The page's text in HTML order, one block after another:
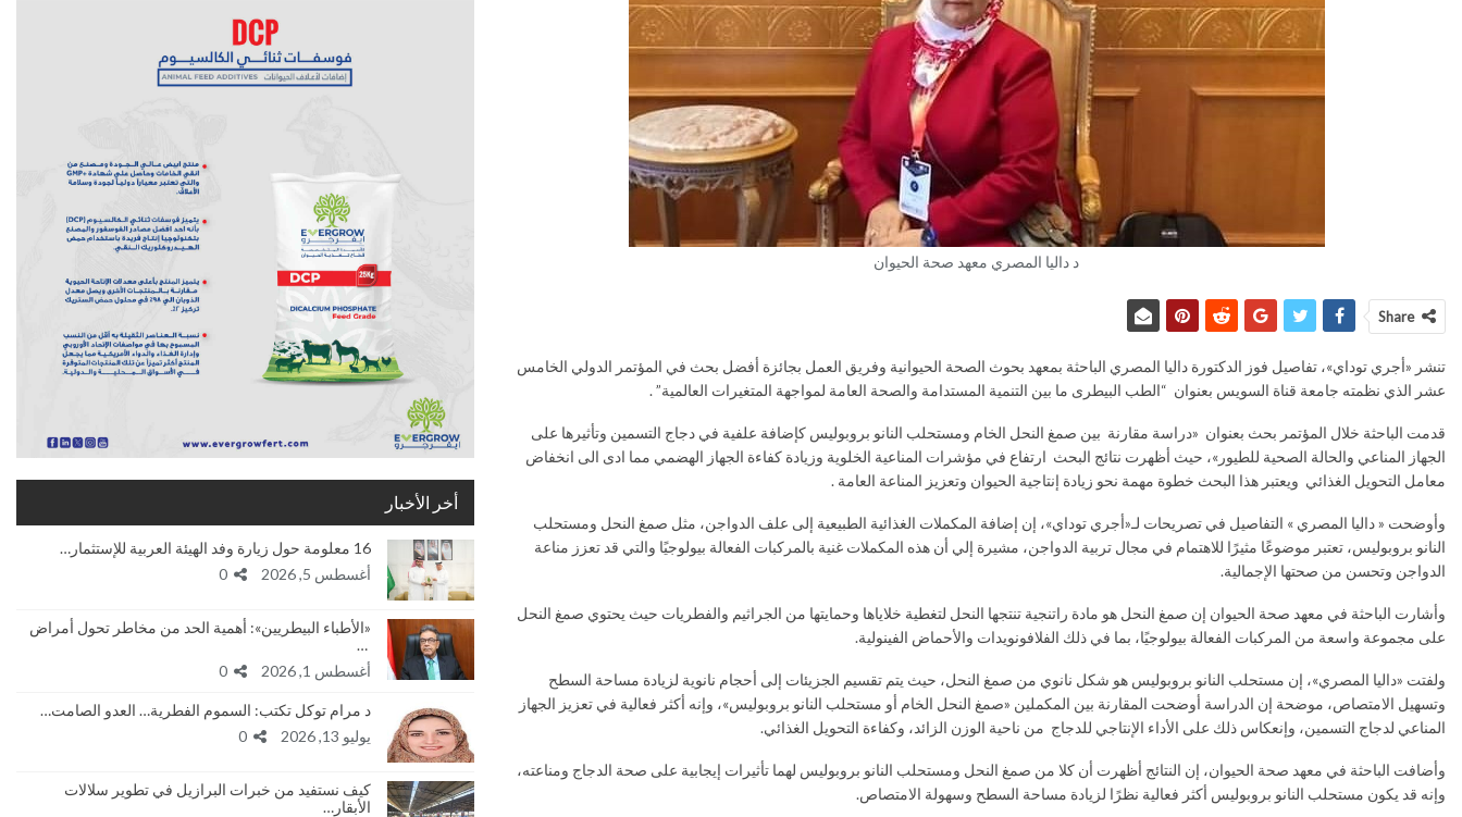
د داليا المصري معهد صحة الحيوان
Share
تنشر «أجري توداي»، تفاصيل فوز الدكتورة داليا المصري الباحثة بمعهد بحوث الصحة الحيوانية وفريق العمل بجائزة أفضل بحث في المؤتمر الدولي الخامس
عشر الذي نظمته جامعة قناة السويس بعنوان “الطب البيطرى ما بين التنمية المستدامة والصحة العامة لمواجهة المتغيرات العالمية” .
قدمت الباحثة خلال المؤتمر بحث بعنوان «دراسة مقارنة بين صمغ النحل الخام ومستحلب النانو بروبوليس كإضافة علفية في دجاج التسمين وتأثيرها على
الجهاز المناعي والحالة الصحية للطيور»، حيث أظهرت نتائج البحث ارتفاع في مؤشرات المناعية الخلوية وزيادة كفاءة الجهاز الهضمي مما ادى الى انخفاض
معامل التحويل الغذائي ويعتبر هذا البحث خطوة مهمة نحو زيادة إنتاجية الحيوان وتعزيز المناعة العامة .
وأوضحت « داليا المصري » التفاصيل في تصريحات لـ«أجري توداي»، إن إضافة المكملات الغذائية الطبيعية إلى علف الدواجن، مثل صمغ النحل ومستحلب
النانو بروبوليس، تعتبر موضوعًا مثيرًا للاهتمام في مجال تربية الدواجن، مشيرة إلي أن هذه المكملات غنية بالمركبات الفعالة بيولوجيًا والتي قد تعزز مناعة
الدواجن وتحسن من صحتها الإجمالية.
وأشارت الباحثة في معهد صحة الحيوان إن صمغ النحل هو مادة راتنجية تنتجها النحل لتغطية خلاياها وحمايتها من الجراثيم والفطريات حيث يحتوي صمغ النحل
على مجموعة واسعة من المركبات الفعالة بيولوجيًا، بما في ذلك الفلافونويدات والأحماض الفينولية.
ولفتت «داليا المصري»، إن مستحلب النانو بروبوليس هو شكل نانوي من صمغ النحل، حيث يتم تقسيم الجزيئات إلى أحجام نانوية لزيادة مساحة السطح
وتسهيل الامتصاص، موضحة إن الدراسة أوضحت المقارنة بين المكملين «صمغ النحل الخام أو مستحلب النانو بروبوليس»، وإنه أكثر فعالية في تعزيز الجهاز
المناعي لدجاج التسمين، وإنعكاس ذلك على الأداء الإنتاجي للدجاج من ناحية الوزن الزائد، وكفاءة التحويل الغذائي.
وأضافت الباحثة في معهد صحة الحيوان، إن النتائج أظهرت أن كلا من صمغ النحل ومستحلب النانو بروبوليس لهما تأثيرات إيجابية على صحة الدجاج ومناعته،
وإنه قد يكون مستحلب النانو بروبوليس أكثر فعالية نظرًا لزيادة مساحة السطح وسهولة الامتصاص.
أخر الأخبار
16 معلومة حول زيارة وفد الهيئة العربية للإستثمار…
أغسطس 5, 2026
«الأطباء البيطريين»: أهمية الحد من مخاطر تحول أمراض
…
أغسطس 1, 2026
د مرام توكل تكتب: السموم الفطرية… العدو الصامت…
يوليو 13, 2026
كيف نستفيد من خبرات البرازيل في تطوير سلالات
الأبقار…